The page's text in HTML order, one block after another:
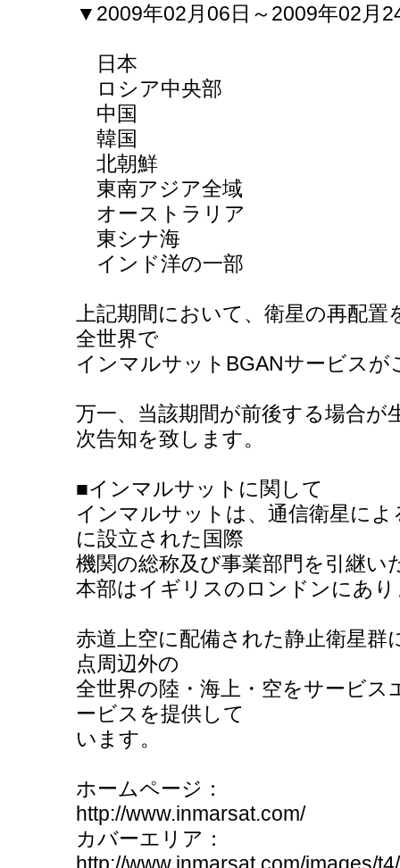
▼2009年02月06日～2009年02月
日本
ロシア中央部
中国
韓国
北朝鮮
東南アジア全域
オーストラリア
東シナ海
インド洋の一部
上記期間において、衛星の再配
全世界で
インマルサットBGANサービスが
万一、当該期間が前後する場合が
次告知を致します。
■インマルサットに関して
インマルサットは、通信衛星に
に設立された国際
機関の総称及び事業部門を引継い
本部はイギリスのロンドンにあ
赤道上空に配備された静止衛星群
点周辺外の
全世界の陸・海上・空をサービス
ービスを提供して
います。
ホームページ：
http://www.inmarsat.com/
カバーエリア：
http://www.inmarsat.com/images/